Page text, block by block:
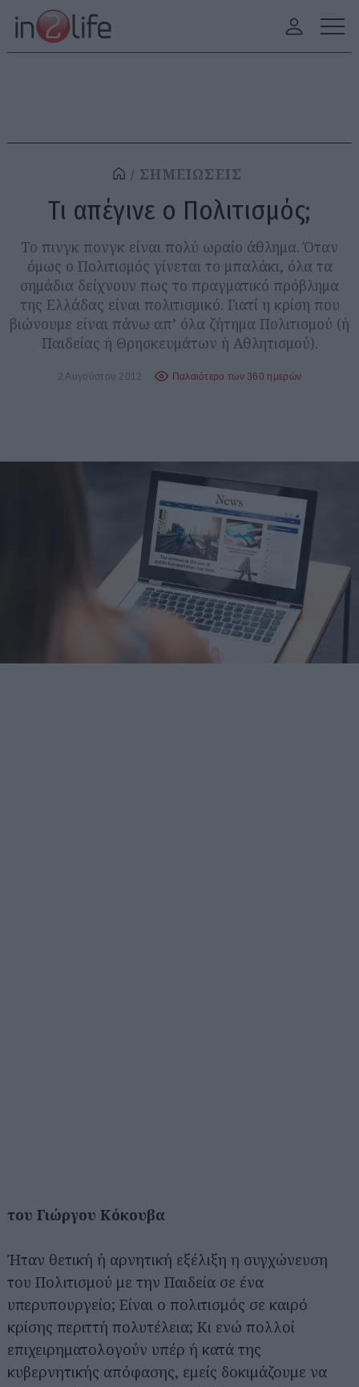
ΣΗΜΕΙΩΣΕΙΣ
Τι απέγινε ο Πολιτισμός;
Το πινγκ πονγκ είναι πολύ ωραίο άθλημα. Όταν
όμως ο Πολιτισμός γίνεται το μπαλάκι, όλα τα
σημάδια δείχνουν πως το πραγματικό πρόβλημα
της Ελλάδας είναι πολιτισμικό. Γιατί η κρίση που
βιώνουμε είναι πάνω απ’ όλα ζήτημα Πολιτισμού (ή
Παιδείας ή Θρησκευμάτων ή Αθλητισμού).
2 Αυγούστου 2012 Παλαιότερο των 360 ημερών
του Γιώργου Κόκουβα
Ήταν θετική ή αρνητική εξέλιξη η συγχώνευση
του Πολιτισμού με την Παιδεία σε ένα
υπερυπουργείο; Είναι ο πολιτισμός σε καιρό
κρίσης περιττή πολυτέλεια; Κι ενώ πολλοί
επιχειρηματολογούν υπέρ ή κατά της
κυβερνητικής απόφασης, εμείς δοκιμάζουμε να